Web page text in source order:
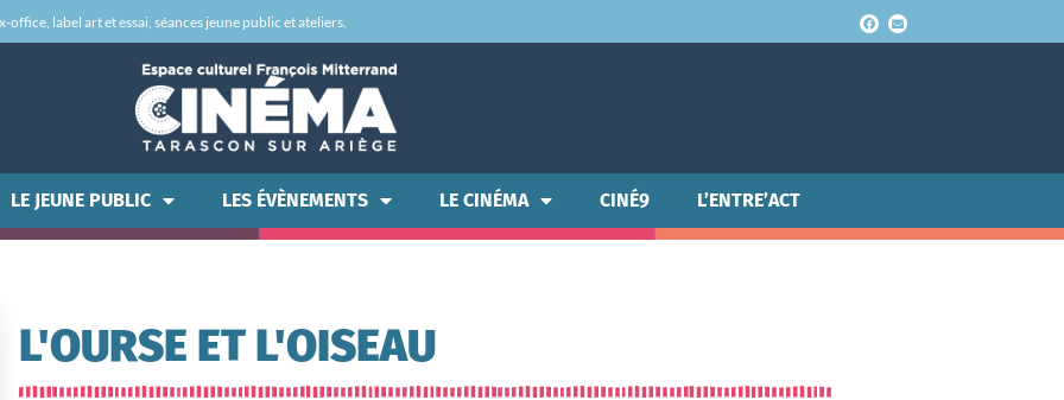
label art et essai, séances jeune public et ateliers.
LE JEUNE PUBLIC LES ÉVÈNEMENTS LE CINÉMA CINÉ9 L’ENTRE’ACT
L'OURSE ET L'OISEAU